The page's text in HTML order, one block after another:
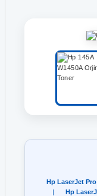
Hp LaserJet
|
Hp